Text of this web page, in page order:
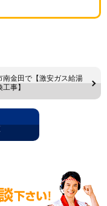
南金田で【激安ガス給湯
事】